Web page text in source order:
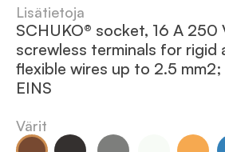
Lisätietoja
SCHUKO® socket, 16 A 250
screwless terminals for rigid
flexible wires up to 2.5
EINS
Värit